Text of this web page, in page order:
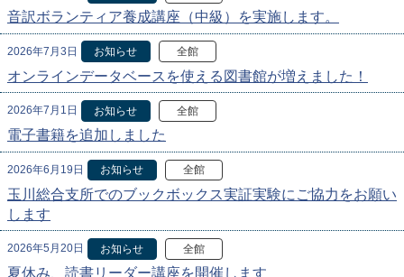
音訳ボランティア養成講座（中級）を実施します。
2026年7月3日 お知らせ 全館
オンラインデータベースを使える図書館が増えました！
2026年7月1日 お知らせ 全館
電子書籍を追加しました
2026年6月19日 お知らせ 全館
玉川総合支所でのブックボックス実証実験にご協力をお願い
します
2026年5月20日 お知らせ 全館
夏休み、読書リーダー講座を開催します